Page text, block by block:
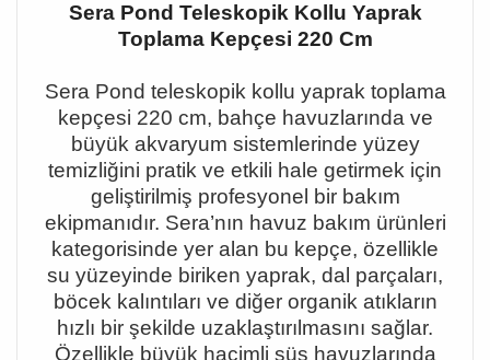
Sera Pond Teleskopik Kollu Yaprak
Toplama Kepçesi 220 Cm
Sera Pond teleskopik kollu yaprak toplama
kepçesi 220 cm, bahçe havuzlarında ve
büyük akvaryum sistemlerinde yüzey
temizliğini pratik ve etkili hale getirmek için
geliştirilmiş profesyonel bir bakım
ekipmanıdır. Sera’nın havuz bakım ürünleri
kategorisinde yer alan bu kepçe, özellikle
su yüzeyinde biriken yaprak, dal parçaları,
böcek kalıntıları ve diğer organik atıkların
hızlı bir şekilde uzaklaştırılmasını sağlar.
Özellikle büyük hacimli süs havuzlarında